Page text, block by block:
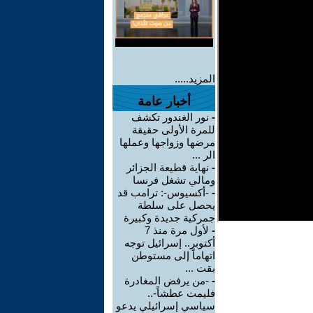
المزيد.....
أخبار عامة
- نور الغندور تكشف
للمرة الأولى حقيقة
مرضها وزواجها وعملها
الر ...
- نهاية قطيعة الجزائر
ومالي تشغل فرنسا
- -أكسيوس-: ترامب قد
يحصل على سلطة
جمركية جديدة وكبيرة
-
لأول مرة منذ 7
أكتوبر.. إسرائيل توجه
اتهاماً إلى مستوطن
بقت ...
- -من يرفض المغادرة
فليمت عطشاً-..
سياسي إسرائيلي يدعو